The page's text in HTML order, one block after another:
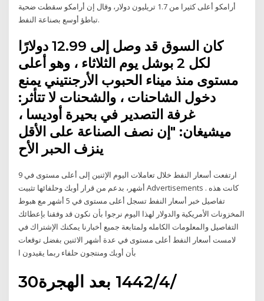
أرامكو أعلى كثيرا من 1.7 تريليون دولار، وقال إن أرامكو سقطت ضحية
تباطؤ أوسع بصناعة النفط.
كان السوق قد وصل إلى 12.99 دولارًا
لكل 2 بوشل يوم الثلاثاء ، وهو أعلى
مستوى منذ ميناء الحبوب الأرجنتيني يمنع
دخول الشاحنات ، والشحنات لا تتأثر:
غرفة التصدير في بحيرة أوديسا ،
ميشيغان: "إن نصف الصناعة على الأقل
ينزف الحبر الأح
ارتفعت أسعار النفط خلال تعاملات اليوم الإثنين إلى أعلى مستوى في 9
أشهر، بدعم من قرار أوبك وحلفائها تثبيت Advertisements . كانت هذه
تفاصيل خبر أسعار النفط تسجل أعلى مستوى في 5 أشهر مع هبوط
المخزونات الأمريكية والدولار لهذا اليوم نرجوا بأن نكون قد وفقنا بإعطائك
التفاصيل والمعلومات الكامله ولمتابعة جميع أخبارنا يمكنك الإشتراك في
لامست أسعار النفط أعلى مستوى في عدة أشهر الاثنين بفضل توقعات
بأن أوبك ومنتجون حلفاء ربما يقيدون ا
30‏‏/4‏‏/1442 بعد الهجرة